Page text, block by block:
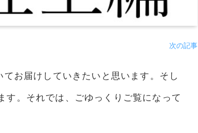
次の記事
お届けしていきたいと思います。そし
す。それでは、ごゆっくりご覧になって